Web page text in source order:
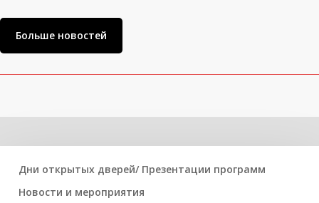
Больше новостей
Дни открытых дверей/ Презентации программ
Новости и мероприятия